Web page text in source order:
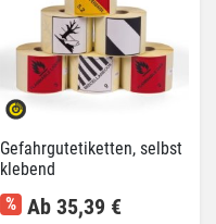
Gefahrgutetiketten, selbst
klebend
% Ab 35,39 €